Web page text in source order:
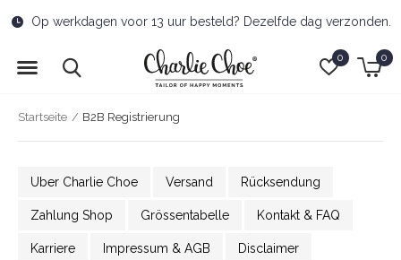
0 0
Op werkdagen voor 13 uur besteld? Dezelfde dag verzonden.
Startseite B2B Registrierung
Uber Charlie Choe Versand Rücksendung
Zahlung Shop Grössentabelle Kontakt & FAQ
Karriere Impressum & AGB Disclaimer